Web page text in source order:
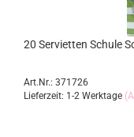
20 Servietten Schule
Art.Nr.: 371726
Lieferzeit: 1-2 Werktage